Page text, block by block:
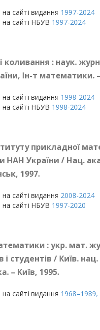
на сайті видання 1997-2024
на сайті НБУВ 1997-2024
коливання : наук.
Ін-т математики. –
на сайті видання 1998-2024
на сайті НБУВ 1998-2024
прикладної
НАН України / Нац.
1997.
на сайті видання 2008-2024
на сайті НБУВ 1997-2020
: укр. мат.
і студентів / Київ.
– Київ, 1995.
на сайті видання